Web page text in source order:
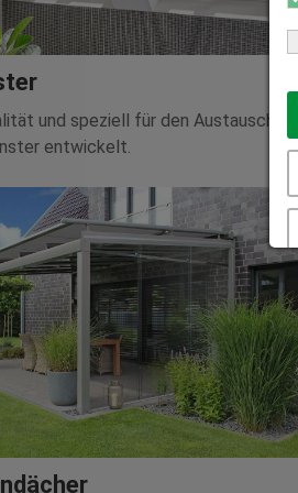
und speziell für den Austausch
entwickelt.